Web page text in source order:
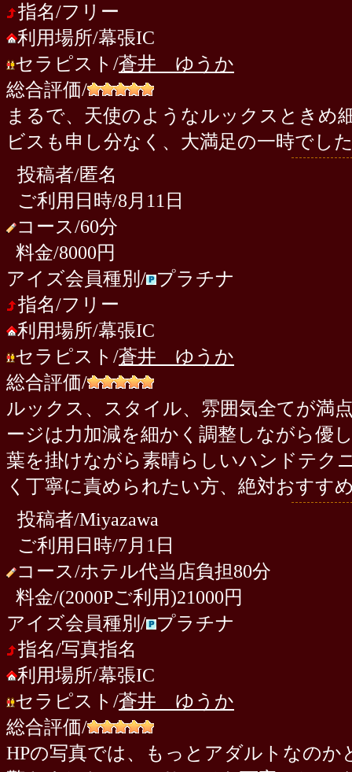
指名/フリー
利用場所/幕張IC
セラピスト/蒼井 ゆうか
総合評価/
まるで、天使のようなルックスときめ
ビスも申し分なく、大満足の一時でし
投稿者/匿名
ご利用日時/8月11日
コース/60分
料金/8000円
アイズ会員種別/ プラチナ
指名/フリー
利用場所/幕張IC
セラピスト/蒼井 ゆうか
総合評価/
ルックス、スタイル、雰囲気全てが満
ージは力加減を細かく調整しながら優
葉を掛けながら素晴らしいハンドテク
く丁寧に責められたい方、絶対おすす
投稿者/Miyazawa
ご利用日時/7月1日
コース/ホテル代当店負担80分
料金/(2000Pご利用)21000円
アイズ会員種別/ プラチナ
指名/写真指名
利用場所/幕張IC
セラピスト/蒼井 ゆうか
総合評価/
HPの写真では、もっとアダルトなの